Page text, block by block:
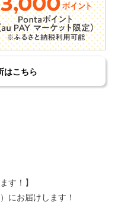
はこちら
す！】
にお届けします！